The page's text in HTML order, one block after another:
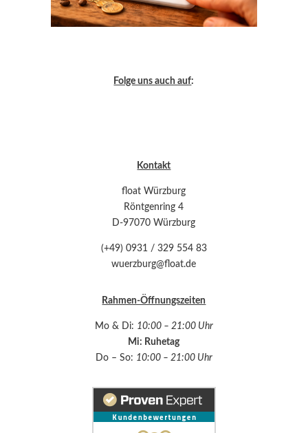
Folge uns auch auf:
Kontakt
float Würzburg
Röntgenring 4
D-97070 Würzburg
(+49) 0931 / 329 554 83
wuerzburg@float.de
Rahmen-Öffnungszeiten
Mo & Di: 10:00 – 21:00 Uhr
Mi: Ruhetag
Do – So: 10:00 – 21:00 Uhr